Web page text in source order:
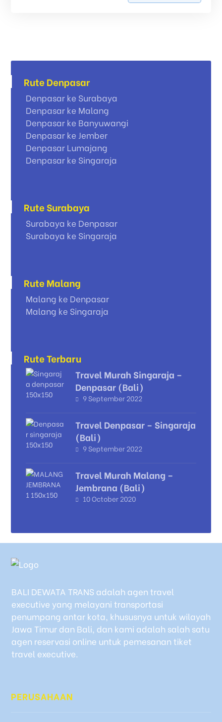
Rute Denpasar
Denpasar ke Surabaya
Denpasar ke Malang
Denpasar ke Banyuwangi
Denpasar ke Jember
Denpasar Lumajang
Denpasar ke Singaraja
Rute Surabaya
Surabaya ke Denpasar
Surabaya ke Singaraja
Rute Malang
Malang ke Denpasar
Malang ke Singaraja
Rute Terbaru
Travel Murah Singaraja –
Denpasar (Bali)
9 September 2022
Travel Denpasar – Singaraja
(Bali)
9 September 2022
Travel Murah Malang –
Jembrana (Bali)
10 October 2020
BALI DEWATA TRANS adalah agen travel
executive yang melayani transportasi
penumpang antar kota, khususnya untuk wilayah
Jawa Timur dan Bali, dan kami adalah salah satu
agen reservasi online untuk pemesanan tiket
travel executive.
PERUSAHAAN